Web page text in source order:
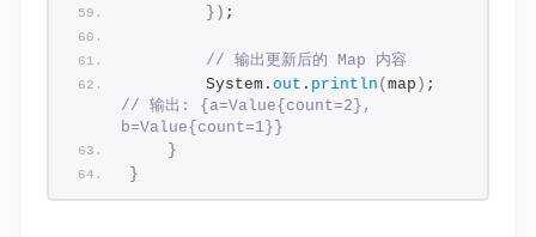
}) ;
// 输出更新后的 Map 内容
        System.
out . println (map )
// 输出: {a=Value{count=2},
b=Value{count=1}}
}
}